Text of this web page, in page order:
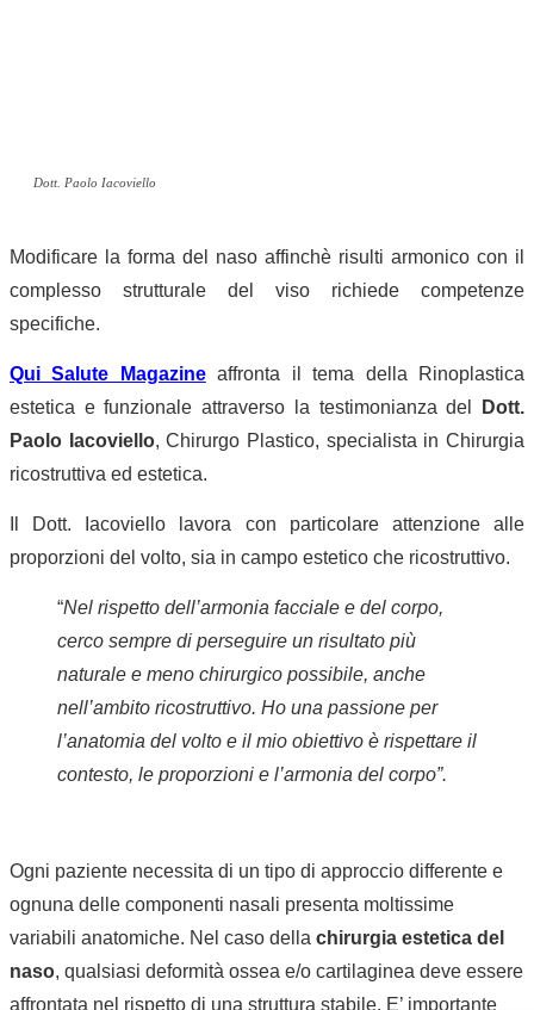
Dott. Paolo Iacoviello
Modificare la forma del naso affinchè risulti armonico con il
complesso strutturale del viso richiede competenze
specifiche.
Qui Salute Magazineaffronta il tema della Rinoplastica
estetica e funzionale attraverso la testimonianza del
Dott.
Paolo Iacoviello, Chirurgo Plastico, specialista in Chirurgia
ricostruttiva ed estetica.
Il Dott. Iacoviello lavora con particolare attenzione alle
proporzioni del volto, sia in campo estetico che ricostruttivo.
“Nel rispetto dell’armonia facciale e del corpo,
cerco sempre di perseguire un risultato più
naturale e meno chirurgico possibile, anche
nell’ambito ricostruttivo. Ho una passione per
l’anatomia del volto e il mio obiettivo è rispettare il
contesto, le proporzioni e l’armonia del corpo”.
Ogni paziente necessita di un tipo di approccio differente e
ognuna delle componenti nasali presenta moltissime
variabili anatomiche. Nel caso della chirurgia estetica del
naso, qualsiasi deformità ossea e/o cartilaginea deve essere
affrontata nel rispetto di una struttura stabile. E’ importante